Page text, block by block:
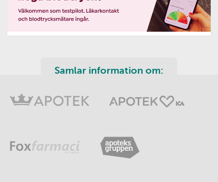
Samlar information om: